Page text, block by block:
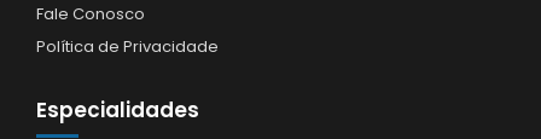
Fale Conosco
Política de Privacidade
Especialidades